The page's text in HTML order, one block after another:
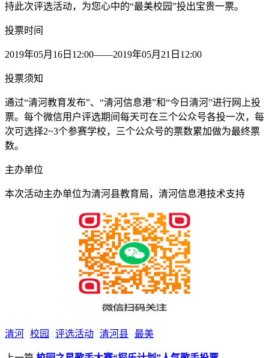
持此次评选活动，为您心中的“最美校园”投出宝贵一票。
投票时间
2019年05月16日12:00——2019年05月21日12:00
投票须知
通过“清河教育发布”、“清河信息港”和“今日清河”进行网上投
票。每个微信用户评选期间每天可在三个公众号各投一次，每
次可选择2~3个参赛学校，三个公众号的票数累加做为最终票
数。
主办单位
本次活动主办单位为清河县教育局，清河信息港技术支持
清河 校园 评选活动 清河县 最美